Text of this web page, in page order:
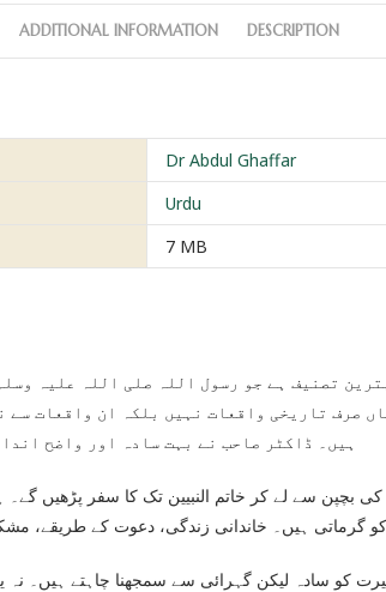
ADDITIONAL INFORMATION DESCRIPTION
Dr Abdul Ghaffar
Urdu
7 MB
صرف تاریخی واقعات نہیں بلکہ ان واقعات سے
ہیں۔ ڈاکٹر صاحب نے بہت سادہ اور واضح
بچپن سے لے کر خاتم النبیین تک کا سفر پڑھیں
گرماتی ہیں۔ خاندانی زندگی، دعوت کے طریقے،
کو سادہ لیکن گہرائی سے سمجھنا چاہتے ہیں۔ نہ